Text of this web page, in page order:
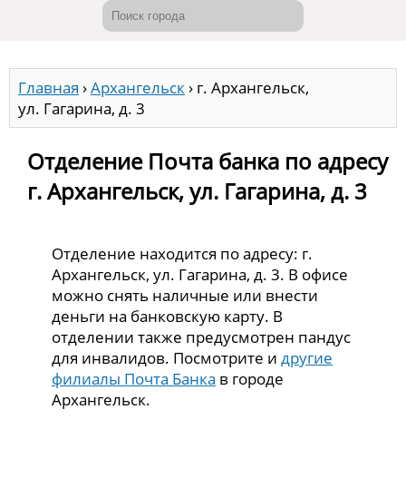
Главная ›Архангельск› г. Архангельск,
ул. Гагарина, д. 3
Отделение Почта банка по адресу
г. Архангельск, ул. Гагарина, д. 3
Отделение находится по адресу: г.
Архангельск, ул. Гагарина, д. 3. В офисе
можно снять наличные или внести
деньги на банковскую карту. В
отделении также предусмотрен пандус
для инвалидов. Посмотрите идругие
филиалы Почта Банка в городе
Архангельск.